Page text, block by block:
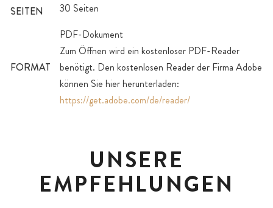
SEITEN 30 Seiten
FORMAT
PDF-Dokument
Zum Öffnen wird ein kostenloser PDF-Reader
benötigt. Den kostenlosen Reader der Firma Adobe
können Sie hier herunterladen:
https://get.adobe.com/de/reader/
UNSERE
EMPFEHLUNGEN